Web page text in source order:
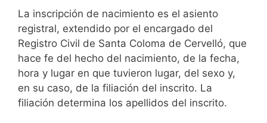
La inscripción de nacimiento es el asiento
registral, extendido por el encargado del
Registro Civil de Santa Coloma de Cervelló, que
hace fe del hecho del nacimiento, de la fecha,
hora y lugar en que tuvieron lugar, del sexo y,
en su caso, de la filiación del inscrito. La
filiación determina los apellidos del inscrito.